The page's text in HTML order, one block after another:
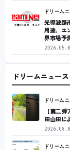
ドリーム
光導波路
用途、エ
界市場予
ドリームニュース
ドリーム
【第二
田山田に
ドリーム